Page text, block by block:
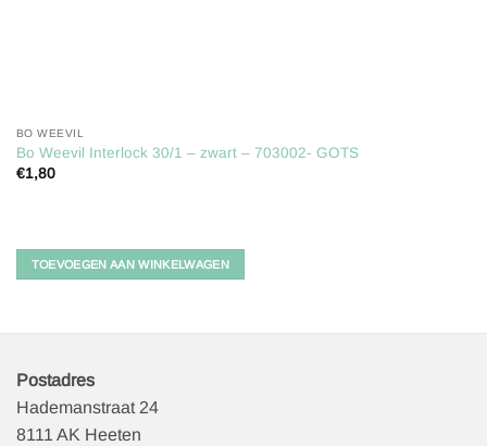
BO WEEVIL
Bo Weevil Interlock 30/1 – zwart – 703002- GOTS
€1,80
TOEVOEGEN AAN WINKELWAGEN
Postadres
Hademanstraat 24
8111 AK Heeten